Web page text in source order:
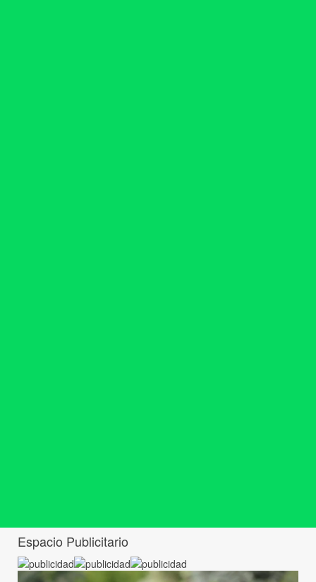
Espacio Publicitario